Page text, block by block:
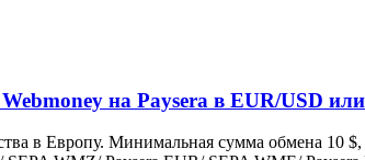
на Paysera в EUR/USD
в Европу. Минимальная сумма обмена 10